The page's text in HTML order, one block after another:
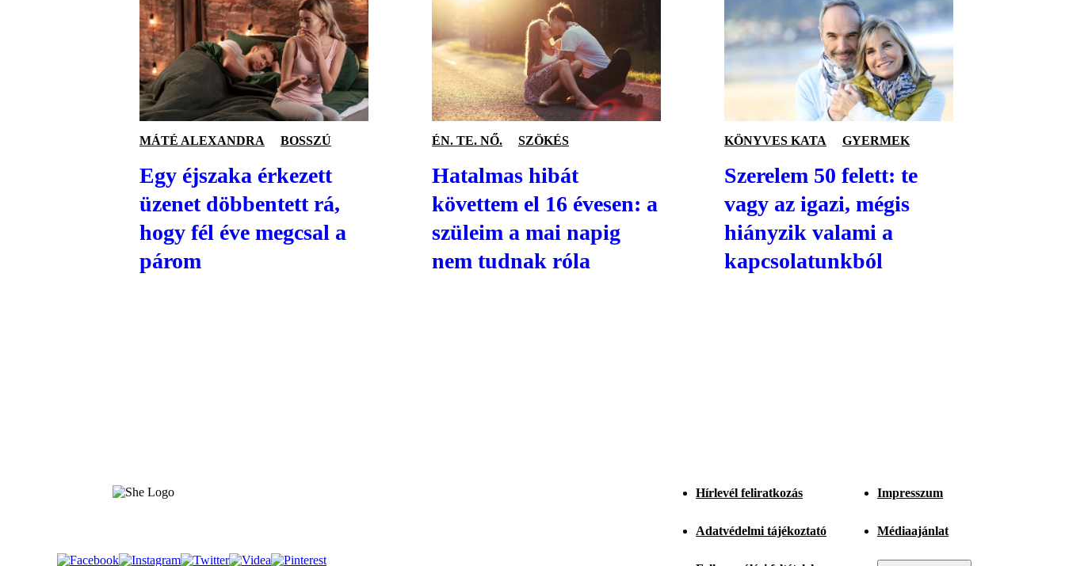
MÁTÉ ALEXANDRA BOSSZÚ
Egy éjszaka érkezett
üzenet döbbentett rá,
hogy fél éve megcsal a
párom
ÉN. TE. NŐ. SZÖKÉS
Hatalmas hibát
követtem el 16 évesen: a
szüleim a mai napig
nem tudnak róla
KÖNYVES KATA GYERMEK
Szerelem 50 felett: te
vagy az igazi, mégis
hiányzik valami a
kapcsolatunkból
Hírlevél feliratkozás Impresszum
Adatvédelmi tájékoztató Médiaajánlat